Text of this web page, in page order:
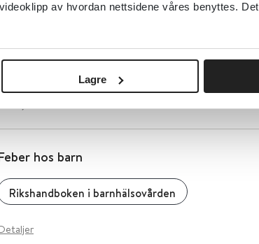
av hvordan nettsidene våres benyttes.
Lagre
hos barn
Rikshandboken i barnhälsovården